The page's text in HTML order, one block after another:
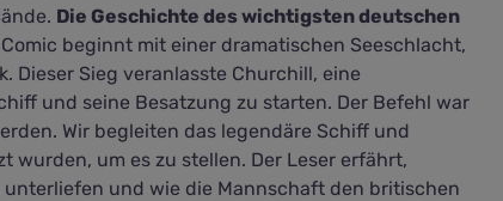
Die Geschichte des wichtigsten deutschen
Comic beginnt mit einer dramatischen Seeschlacht,
Dieser Sieg veranlasste Churchill, eine
und seine Besatzung zu starten. Der Befehl war
Wir begleiten das legendäre Schiff und
wurden, um es zu stellen. Der Leser erfährt,
und wie die Mannschaft den britischen